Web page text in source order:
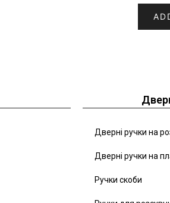
Дверні ручки на
Дверні ручки на
Ручки скоби